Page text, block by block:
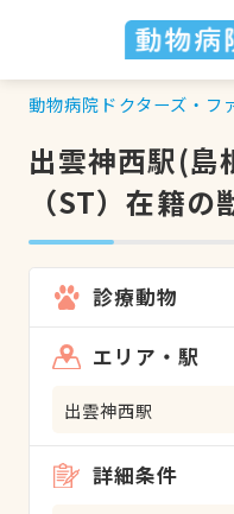
動物病院ドクターズ・フ
出雲神西駅(島
（ST）在籍
診療動物
エリア・駅
出雲神西駅
詳細条件